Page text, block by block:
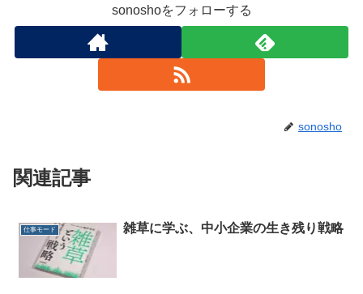
sonoshoをフォローする
sonosho
関連記事
仕事モード 雑草に学ぶ、中小企業の生き残り戦略